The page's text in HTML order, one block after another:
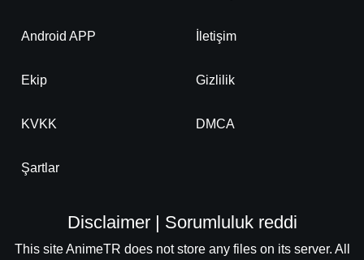
Android APP İletişim
Ekip Gizlilik
KVKK DMCA
Şartlar
Disclaimer | Sorumluluk reddi
This site AnimeTR does not store any files on its server. All